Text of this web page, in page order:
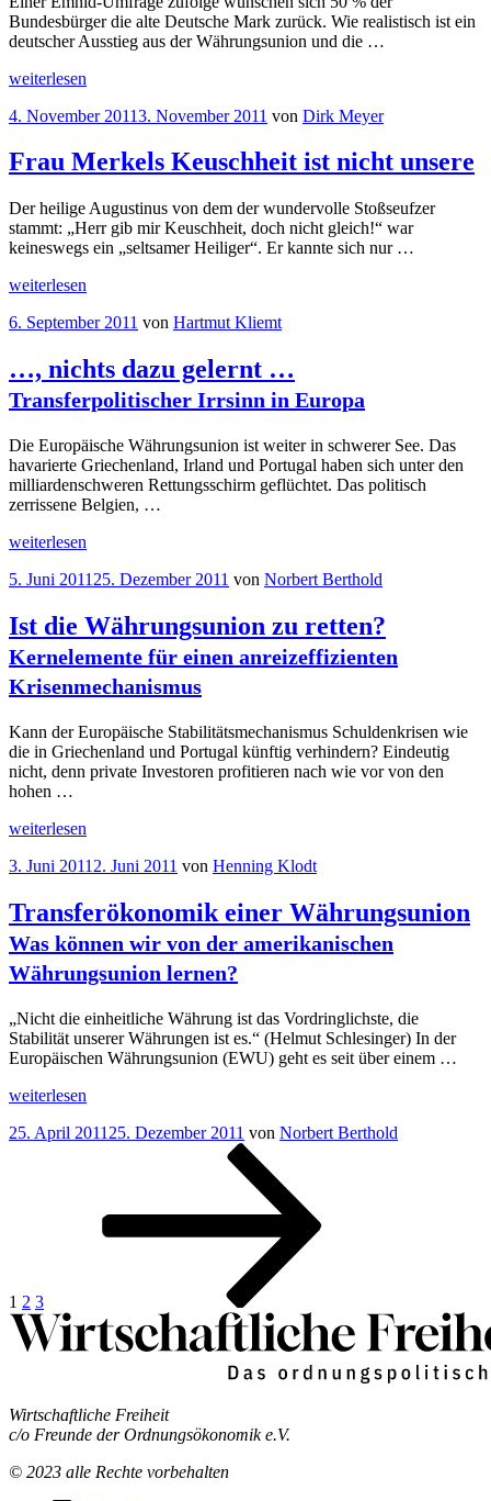
gemeinsame
Haushaltsregeln“
Bundesbürger die alte Deutsche Mark zurück. Wie realistisch ist ein
deutscher Ausstieg aus der Währungsunion und die …
„Gastbeitrag:
Nord-
weiterlesen
Veröffentlicht
4. November 20113. November 2011 von Dirk Meyer
Frau Merkels Keuschheit ist nicht unsere
Der heilige Augustinus von dem der wundervolle Stoßseufzer
stammt: „Herr gib mir Keuschheit, doch nicht gleich!“ war
keineswegs ein „seltsamer Heiliger“. Er kannte sich nur …
„Frau
Keuschheit
unsere“
weiterlesen
Veröffentlicht
6. September 2011 von Hartmut Kliemt
…, nichts dazu gelernt …
Transferpolitischer Irrsinn in Europa
Die Europäische Währungsunion ist weiter in schwerer See. Das
havarierte Griechenland, Irland und Portugal haben sich unter den
milliardenschweren Rettungsschirm geflüchtet. Das politisch
zerrissene Belgien, …
„…,
dazu
…
Transferpolitischer
Irrsinn
in
Europa“
weiterlesen
Veröffentlicht
5. Juni 2011 25. Dezember 2011 von Norbert Berthold
Ist die Währungsunion zu retten?
Kernelemente für einen anreizeffizienten
Krisenmechanismus
Kann der Europäische Stabilitätsmechanismus Schuldenkrisen wie
die in Griechenland und Portugal künftig verhindern? Eindeutig
nicht, denn private Investoren profitieren nach wie vor von den
hohen …
„Ist
Währungsunion
retten?
Kernelemente
für
einen
anreizeffizienten
weiterlesen
Veröffentlicht
3. Juni 2011 2. Juni 2011 von Henning Klodt
Transferökonomik einer Währungsunion
Was können wir von der amerikanischen
Währungsunion lernen?
„Nicht die einheitliche Währung ist das Vordringlichste, die
Stabilität unserer Währungen ist es.“ (Helmut Schlesinger) In der
Europäischen Währungsunion (EWU) geht es seit über einem …
„Transferökonomik
Währungsunion
lernen?
weiterlesen
Veröffentlicht
25. April 2011 25. Dezember 2011 von Norbert Berthold
Seitennummerierung
Beiträge
1 2 3
Wirtschaftliche Freiheit
c/o Freunde der Ordnungsökonomik e.V.
© 2023 alle Rechte vorbehalten